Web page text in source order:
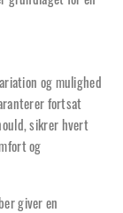
og mulighed
fortsat
sikrer hvert
og
giver en